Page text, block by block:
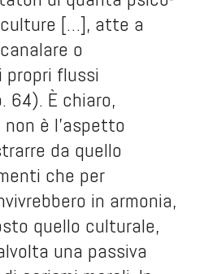
[…], atte a
o
propri flussi
64). È chiaro,
è l’aspetto
da quello
che per
in armonia,
quello culturale,
una passiva